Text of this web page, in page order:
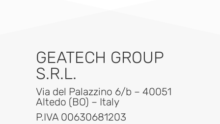
GEATECH GROUP
S.R.L.
Via del Palazzino 6/b – 40051
Altedo (BO) – Italy
P.IVA 00630681203